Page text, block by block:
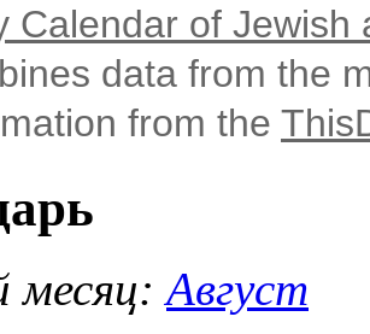
Calendar of Jewish
data from the
from the
месяц: Август